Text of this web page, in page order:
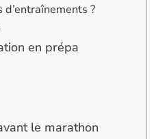
?
en prépa
le marathon